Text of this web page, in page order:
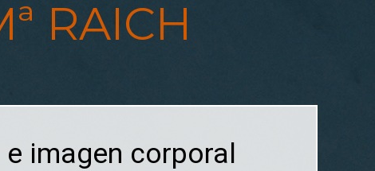
RAICH
imagen corporal